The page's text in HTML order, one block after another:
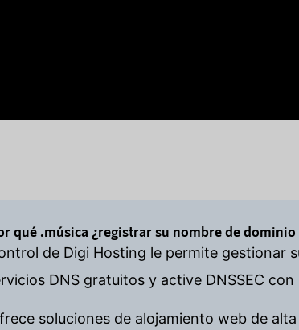
qué .música ¿registrar su nombre de
de Digi Hosting le permite gestionar
DNS gratuitos y active DNSSEC con
soluciones de alojamiento web de